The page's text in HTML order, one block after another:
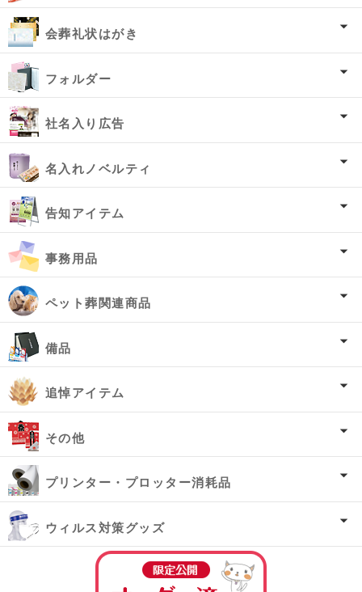
会葬礼状はがき
フォルダー
社名入り広告
名入れノベルティ
告知アイテム
事務用品
ペット葬関連商品
備品
追悼アイテム
その他
プリンター・プロッター消耗品
ウィルス対策グッズ